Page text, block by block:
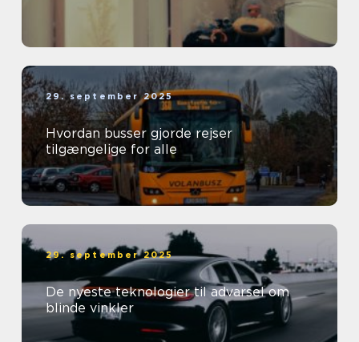
29. september 2025
Hvordan busser gjorde rejser
tilgængelige for alle
29. september 2025
De nyeste teknologier til advarsel om
blinde vinkler